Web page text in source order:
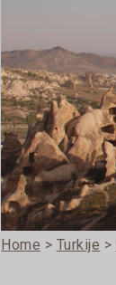
Home > Turkije >